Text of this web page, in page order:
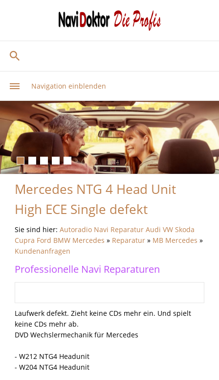
Navigation einblenden
Mercedes NTG 4 Head Unit
High ECE Single defekt
Sie sind hier: Autoradio Navi Reparatur Audi VW Skoda
Cupra Ford BMW Mercedes » Reparatur » MB Mercedes »
Kundenanfragen
Professionelle Navi Reparaturen
Laufwerk defekt. Zieht keine CDs mehr ein. Und spielt
keine CDs mehr ab.
DVD Wechslermechanik für Mercedes
- W212 NTG4 Headunit
- W204 NTG4 Headunit